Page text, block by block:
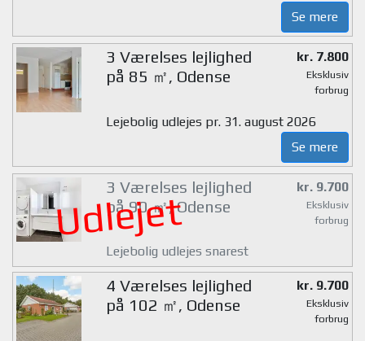
Se mere
3 Værelses lejlighed
på 85 ㎡, Odense
kr. 7.800
Eksklusiv
forbrug
Lejebolig udlejes pr. 31. august 2026
Se mere
Udlejet
3 Værelses lejlighed
på 90 ㎡, Odense
kr. 9.700
Eksklusiv
forbrug
Lejebolig udlejes snarest
4 Værelses lejlighed
på 102 ㎡, Odense
kr. 9.700
Eksklusiv
forbrug